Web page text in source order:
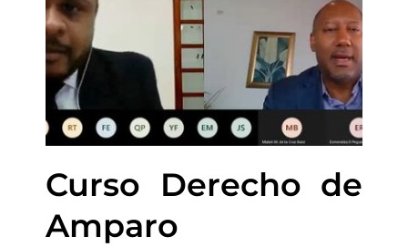
Curso Derecho de
Amparo